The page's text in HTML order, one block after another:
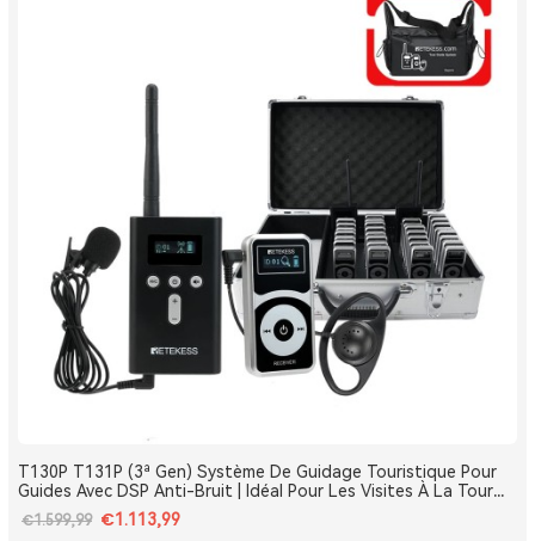
T130P T131P (3ª Gen) Système De Guidage Touristique Pour
Guides Avec DSP Anti-Bruit | Idéal Pour Les Visites À La Tour
Eiffel, Le Louvre, Versailles Et Les Monuments De France
€1.599,99 €1.113,99